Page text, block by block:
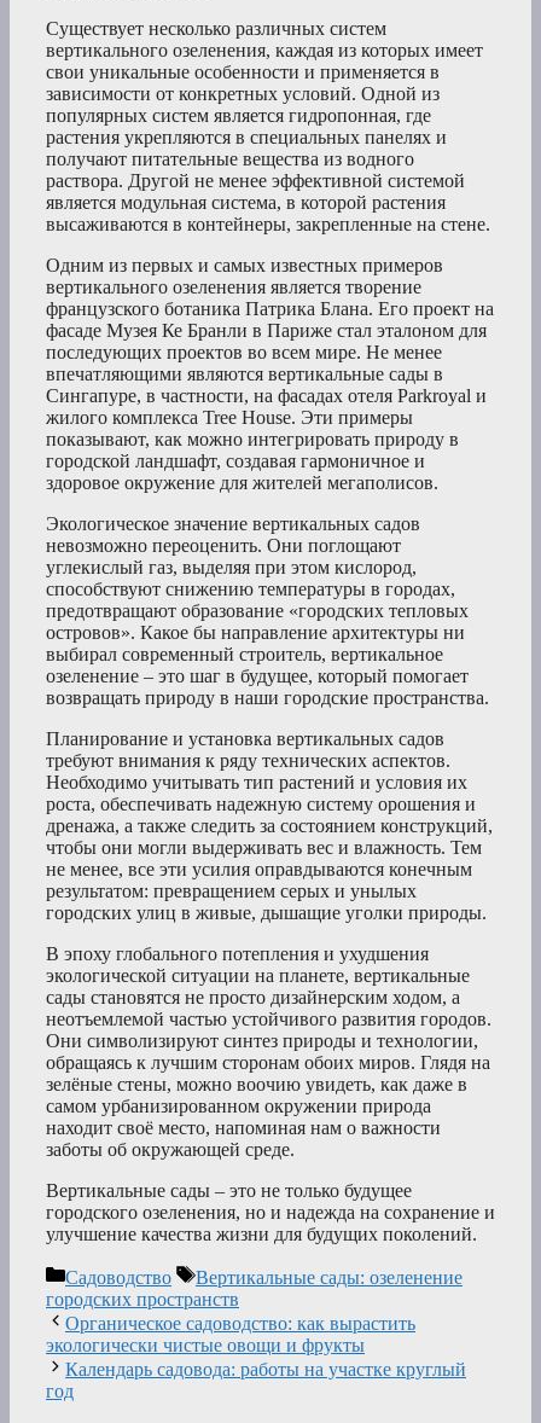
Существует несколько различных систем
вертикального озеленения, каждая из которых имеет
свои уникальные особенности и применяется в
зависимости от конкретных условий. Одной из
популярных систем является гидропонная, где
растения укрепляются в специальных панелях и
получают питательные вещества из водного
раствора. Другой не менее эффективной системой
является модульная система, в которой растения
высаживаются в контейнеры, закрепленные на стене.
Одним из первых и самых известных примеров
вертикального озеленения является творение
французского ботаника Патрика Блана. Его проект на
фасаде Музея Ке Бранли в Париже стал эталоном для
последующих проектов во всем мире. Не менее
впечатляющими являются вертикальные сады в
Сингапуре, в частности, на фасадах отеля Parkroyal и
жилого комплекса Tree House. Эти примеры
показывают, как можно интегрировать природу в
городской ландшафт, создавая гармоничное и
здоровое окружение для жителей мегаполисов.
Экологическое значение вертикальных садов
невозможно переоценить. Они поглощают
углекислый газ, выделяя при этом кислород,
способствуют снижению температуры в городах,
предотвращают образование «городских тепловых
островов». Какое бы направление архитектуры ни
выбирал современный строитель, вертикальное
озеленение – это шаг в будущее, который помогает
возвращать природу в наши городские пространства.
Планирование и установка вертикальных садов
требуют внимания к ряду технических аспектов.
Необходимо учитывать тип растений и условия их
роста, обеспечивать надежную систему орошения и
дренажа, а также следить за состоянием конструкций,
чтобы они могли выдерживать вес и влажность. Тем
не менее, все эти усилия оправдываются конечным
результатом: превращением серых и унылых
городских улиц в живые, дышащие уголки природы.
В эпоху глобального потепления и ухудшения
экологической ситуации на планете, вертикальные
сады становятся не просто дизайнерским ходом, а
неотъемлемой частью устойчивого развития городов.
Они символизируют синтез природы и технологии,
обращаясь к лучшим сторонам обоих миров. Глядя на
зелёные стены, можно воочию увидеть, как даже в
самом урбанизированном окружении природа
находит своё место, напоминая нам о важности
заботы об окружающей среде.
Вертикальные сады – это не только будущее
городского озеленения, но и надежда на сохранение и
улучшение качества жизни для будущих поколений.
Рубрики
Садоводство Метки
Вертикальные сады: озеленение
городских пространств
Органическое садоводство: как вырастить
экологически чистые овощи и фрукты
Календарь садовода: работы на участке круглый
год